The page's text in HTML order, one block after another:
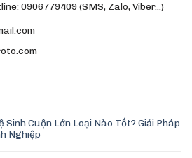
0906779409 (SMS, Zalo, Viber…)
Sinh Cuộn Lớn Loại Nào Tốt? Giải Pháp
Nghiệp